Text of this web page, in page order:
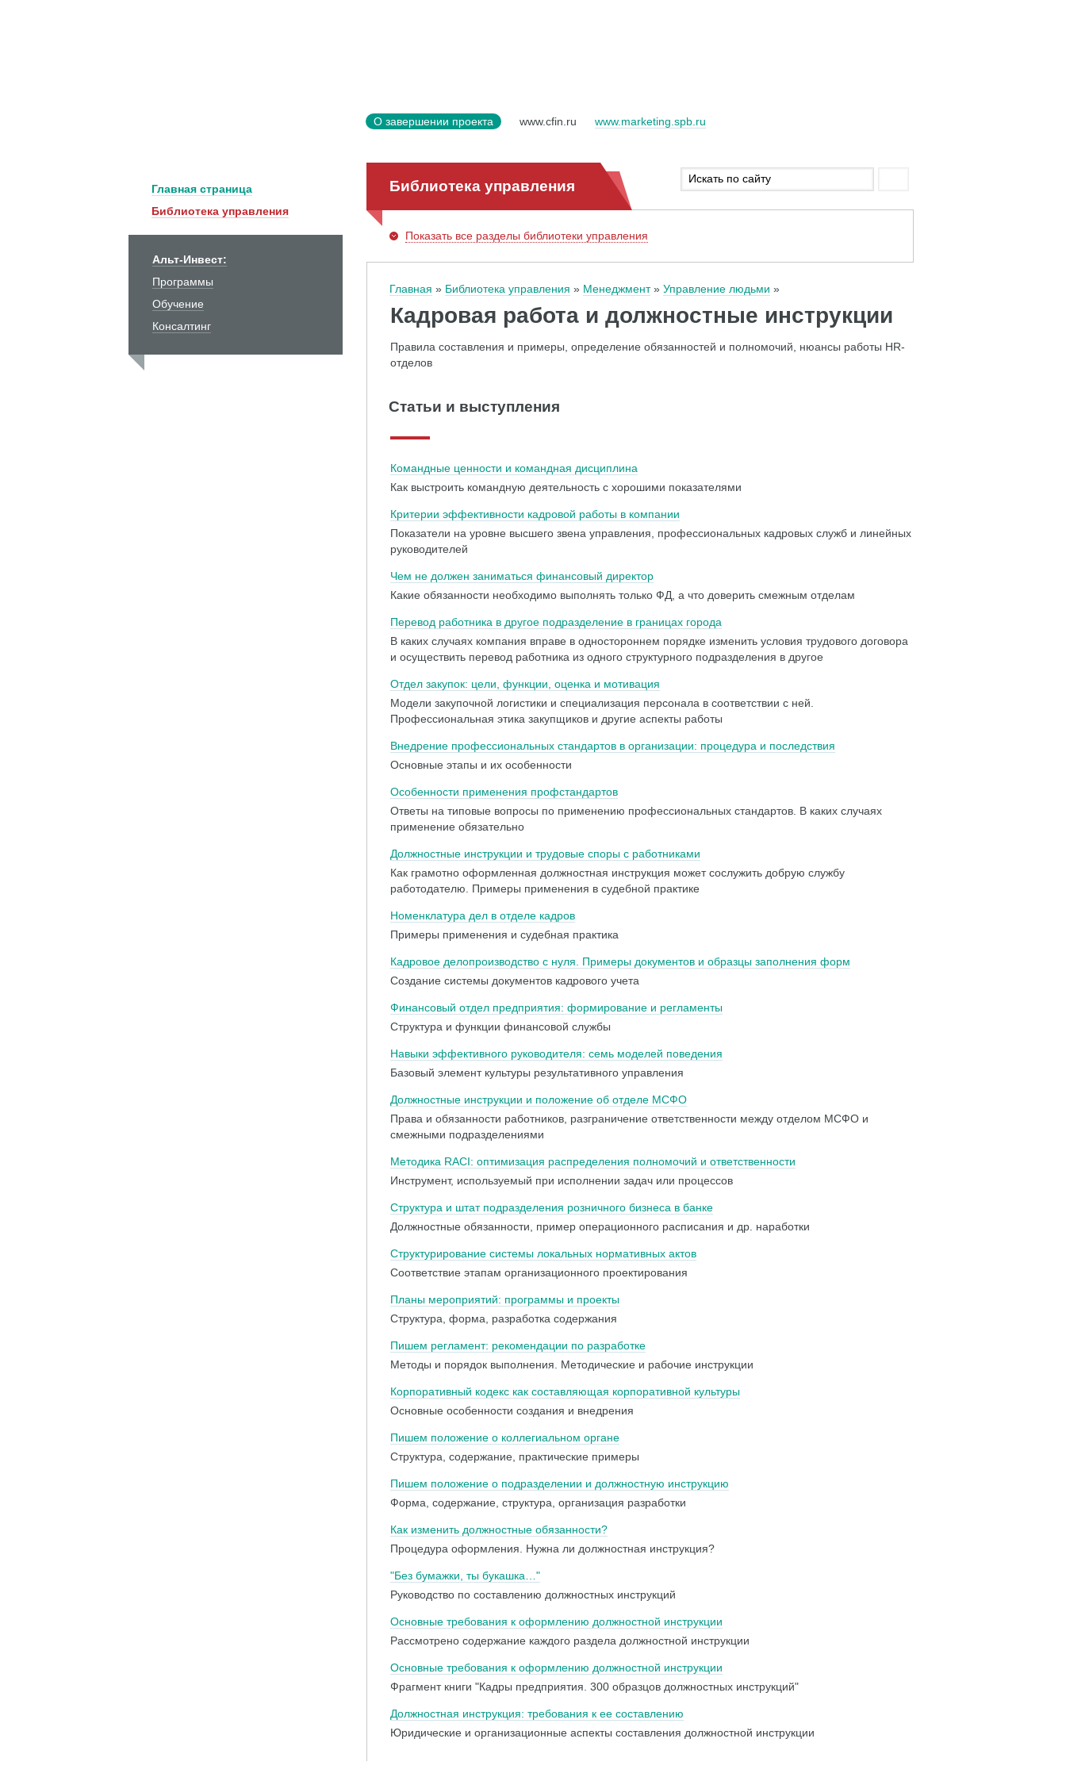
О завершении проекта www.cfin.ru www.marketing.spb.ru
Главная страница
Библиотека управления
Альт-Инвест:
Программы
Обучение
Консалтинг
Библиотека управления
Показать все разделы библиотеки управления
Главная Библиотека управления Менеджмент Управление людьми
Кадровая работа и должностные инструкции
Правила составления и примеры, определение обязанностей и полномочий, нюансы работы HR-
отделов
Статьи и выступления
Командные ценности и командная дисциплина
Как выстроить командную деятельность с хорошими показателями
Критерии эффективности кадровой работы в компании
Показатели на уровне высшего звена управления, профессиональных кадровых служб и линейных
руководителей
Чем не должен заниматься финансовый директор
Какие обязанности необходимо выполнять только ФД, а что доверить смежным отделам
Перевод работника в другое подразделение в границах города
В каких случаях компания вправе в одностороннем порядке изменить условия трудового договора
и осуществить перевод работника из одного структурного подразделения в другое
Отдел закупок: цели, функции, оценка и мотивация
Модели закупочной логистики и специализация персонала в соответствии с ней.
Профессиональная этика закупщиков и другие аспекты работы
Внедрение профессиональных стандартов в организации: процедура и последствия
Основные этапы и их особенности
Особенности применения профстандартов
Ответы на типовые вопросы по применению профессиональных стандартов. В каких случаях
применение обязательно
Должностные инструкции и трудовые споры с работниками
Как грамотно оформленная должностная инструкция может сослужить добрую службу
работодателю. Примеры применения в судебной практике
Номенклатура дел в отделе кадров
Примеры применения и судебная практика
Кадровое делопроизводство с нуля. Примеры документов и образцы заполнения форм
Создание системы документов кадрового учета
Финансовый отдел предприятия: формирование и регламенты
Структура и функции финансовой службы
Навыки эффективного руководителя: семь моделей поведения
Базовый элемент культуры результативного управления
Должностные инструкции и положение об отделе МСФО
Права и обязанности работников, разграничение ответственности между отделом МСФО и
смежными подразделениями
Методика RACI: оптимизация распределения полномочий и ответственности
Инструмент, используемый при исполнении задач или процессов
Структура и штат подразделения розничного бизнеса в банке
Должностные обязанности, пример операционного расписания и др. наработки
Структурирование системы локальных нормативных актов
Соответствие этапам организационного проектирования
Планы мероприятий: программы и проекты
Структура, форма, разработка содержания
Пишем регламент: рекомендации по разработке
Методы и порядок выполнения. Методические и рабочие инструкции
Корпоративный кодекс как составляющая корпоративной культуры
Основные особенности создания и внедрения
Пишем положение о коллегиальном органе
Структура, содержание, практические примеры
Пишем положение о подразделении и должностную инструкцию
Форма, содержание, структура, организация разработки
Как изменить должностные обязанности?
Процедура оформления. Нужна ли должностная инструкция?
"Без бумажки, ты букашка…"
Руководство по составлению должностных инструкций
Основные требования к оформлению должностной инструкции
Рассмотрено содержание каждого раздела должностной инструкции
Основные требования к оформлению должностной инструкции
Фрагмент книги "Кадры предприятия. 300 образцов должностных инструкций"
Должностная инструкция: требования к ее составлению
Юридические и организационные аспекты составления должностной инструкции